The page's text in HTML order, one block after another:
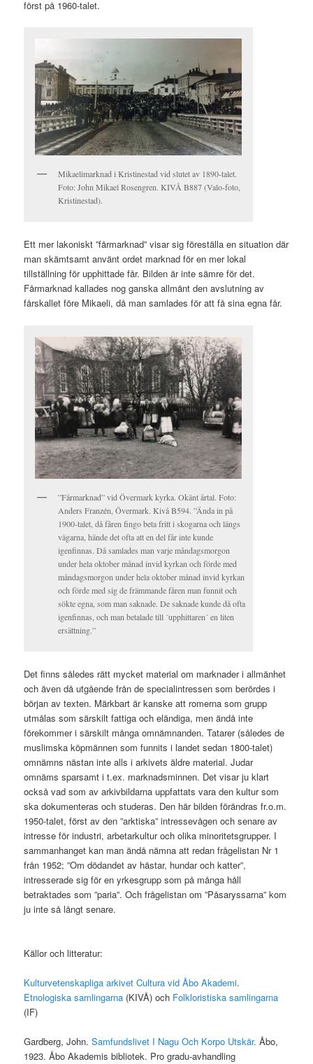
först på 1960-talet.
Mikaelimarknad i Kristinestad vid slutet av 1890-talet.
Foto: John Mikael Rosengren. KIVÅ B887 (Valo-foto,
Kristinestad).
Ett mer lakoniskt ”fårmarknad” visar sig föreställa en situation där
man skämtsamt använt ordet marknad för en mer lokal
tillställning för upphittade får. Bilden är inte sämre för det.
Fårmarknad kallades nog ganska allmänt den avslutning av
fårskallet före Mikaeli, då man samlades för att få sina egna får.
”Fårmarknad” vid Övermark kyrka. Okänt årtal. Foto:
Anders Franzén, Övermark. Kivå B594. ”Ända in på
1900-talet, då fåren fingo beta fritt i skogarna och längs
vägarna, hände det ofta att en del får inte kunde
igenfinnas. Då samlades man varje måndagsmorgon
under hela oktober månad invid kyrkan och förde med
måndagsmorgon under hela oktober månad invid kyrkan
och förde med sig de främmande fåren man funnit och
sökte egna, som man saknade. De saknade kunde då ofta
igenfinnas, och man betalade till ´upphittaren´ en liten
ersättning.”
Det finns således rätt mycket material om marknader i allmänhet
och även då utgående från de specialintressen som berördes i
början av texten. Märkbart är kanske att romerna som grupp
utmålas som särskilt fattiga och eländiga, men ändå inte
förekommer i särskilt många omnämnanden. Tatarer (således de
muslimska köpmännen som funnits i landet sedan 1800-talet)
omnämns nästan inte alls i arkivets äldre material. Judar
omnäms sparsamt i t.ex. marknadsminnen. Det visar ju klart
också vad som av arkivbildarna uppfattats vara den kultur som
ska dokumenteras och studeras. Den här bilden förändras fr.o.m.
1950-talet, först av den ”arktiska” intressevågen och senare av
intresse för industri, arbetarkultur och olika minoritetsgrupper. I
sammanhanget kan man ändå nämna att redan frågelistan Nr 1
från 1952; ”Om dödandet av hästar, hundar och katter”,
intresserade sig för en yrkesgrupp som på många håll
betraktades som ”paria”. Och frågelistan om ”Påsaryssarna” kom
ju inte så långt senare.
Källor och litteratur:
Kulturvetenskapliga arkivet Cultura vid Åbo Akademi.
Etnologiska samlingarna (KIVÅ) och Folkloristiska samlingarna
(IF)
Gardberg, John. Samfundslivet I Nagu Och Korpo Utskär. Åbo,
1923. Åbo Akademis bibliotek. Pro gradu-avhandling